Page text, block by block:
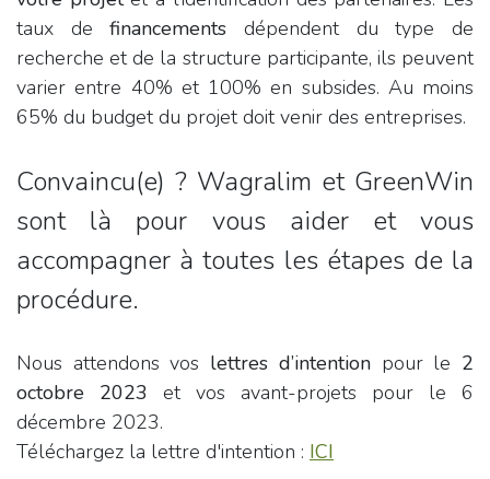
taux definancements dépendent du type de
recherche et de la structure participante, ils peuvent
varier entre 40% et 100% en subsides. Au moins
65% du budget du projet doit venir des entreprises.
Convaincu(e) ? Wagralim et GreenWin
sont là pour vous aider et vous
accompagner à toutes les étapes de la
procédure.
Nous attendons vos lettres d’intention pour le 2
octobre 2023 et vos avant-projets pour le 6
décembre 2023.
Téléchargez la lettre d'intention : ICI